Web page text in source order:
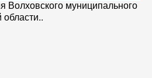
Волховского муниципального